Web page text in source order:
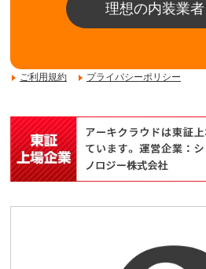
理想の内装業
ご利用規約 プライバシーポリシー